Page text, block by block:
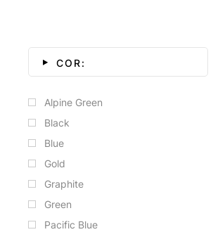
COR:
Alpine Green
Black
Blue
Gold
Graphite
Green
Pacific Blue